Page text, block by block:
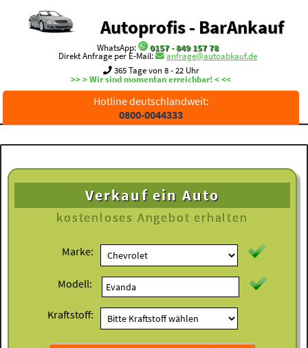
Autoprofis - BarAnkauf
WhatsApp:
0157 - 849 157 78
Direkt Anfrage per E-Mail:
anfrage@autoabkauf.de
365 Tage von 8 - 22 Uhr
>> > Wir sind momentan erreichbar! < <<
Hotline deutschlandweit:
0800-0044333
Verkauf ein Auto
kostenloses Angebot erhalten
Marke:
Modell:
Kraftstoff: